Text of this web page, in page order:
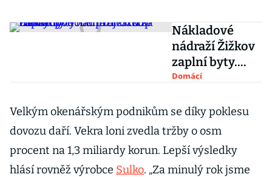
Nákladové
nádraží Žižkov
zaplní byty.
Central Group
projektu za
miliardy
Domácí
Velkým okenářským podnikům se díky poklesu
dovozu daří. Vekra loni zvedla tržby o osm
procent na 1,3 miliardy korun. Lepší výsledky
hlásí rovněž výrobce Sulko. „Za minulý rok jsme